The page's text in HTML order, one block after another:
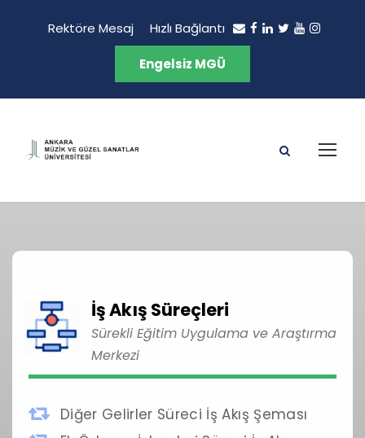
Rektöre Mesaj Hızlı Bağlantı
Engelsiz MGÜ
İş Akış Süreçleri
Sürekli Eğitim Uygulama ve Araştırma
Merkezi
Diğer Gelirler Süreci İş Akış Şeması